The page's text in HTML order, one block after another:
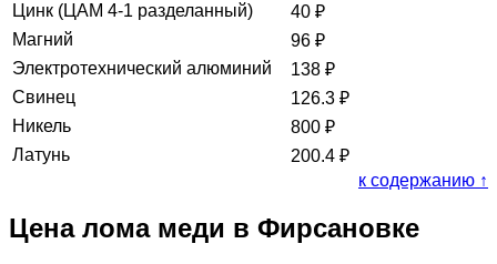
Цинк (ЦАМ 4-1 разделанный)
40 ₽
Магний
96 ₽
Электротехнический алюминий
138 ₽
Свинец
126.3 ₽
Никель
800 ₽
Латунь
200.4 ₽
к содержанию ↑
Цена лома меди в Фирсановке